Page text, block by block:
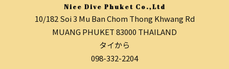
Nice Dive Phuket Co.,Ltd
10/182 Soi 3 Mu Ban Chom Thong Khwang Rd
MUANG PHUKET 83000 THAILAND
タイから
098-332-2204